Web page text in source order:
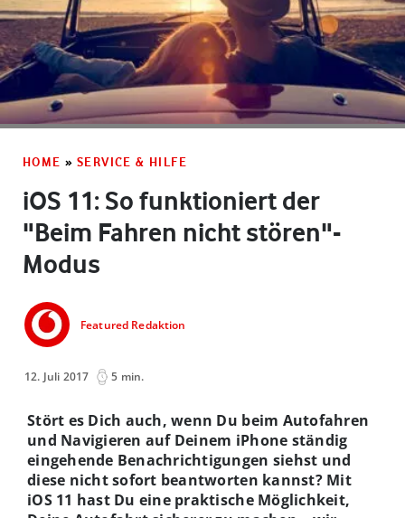
HOME » SERVICE & HILFE
iOS 11: So funktioniert der
"Beim Fahren nicht stören"-
Modus
Featured Redaktion
12. Juli 2017 5 min.
Stört es Dich auch, wenn Du beim Autofahren
und Navigieren auf Deinem iPhone ständig
eingehende Benachrichtigungen siehst und
diese nicht sofort beantworten kannst? Mit
iOS 11 hast Du eine praktische Möglichkeit,